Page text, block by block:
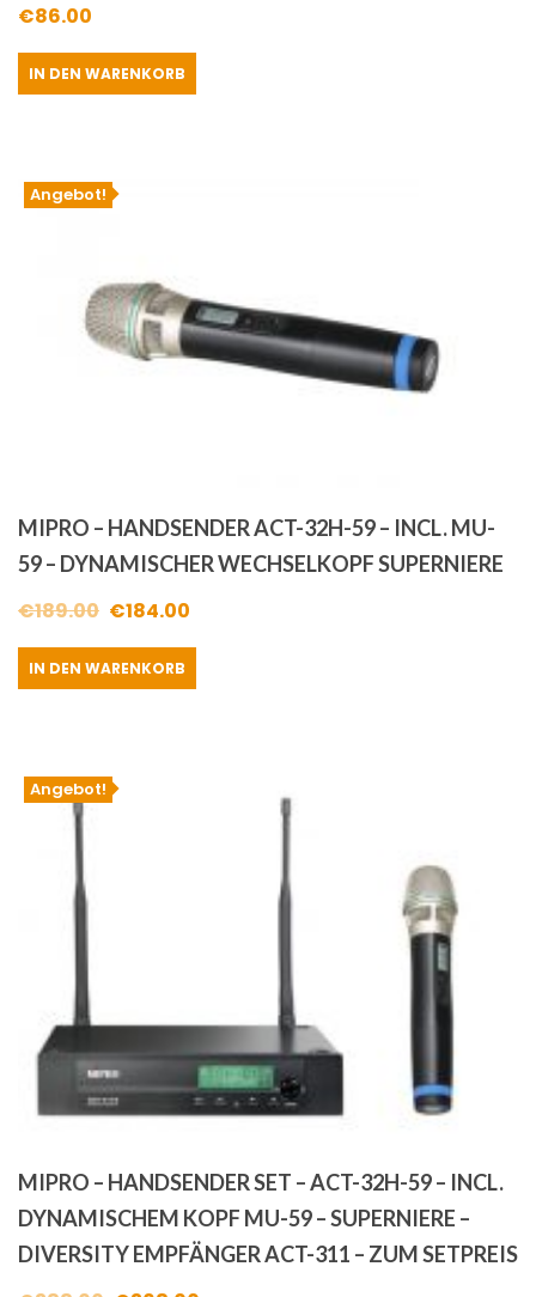
€86.00
IN DEN WARENKORB
Angebot!
MIPRO – HANDSENDER ACT-32H-59 – INCL. MU-
59 – DYNAMISCHER WECHSELKOPF SUPERNIERE
€189.00 Ursprünglicher
Preis
war:
€184.00
IN DEN WARENKORB
Angebot!
MIPRO – HANDSENDER SET – ACT-32H-59 – INCL.
DYNAMISCHEM KOPF MU-59 – SUPERNIERE –
DIVERSITY EMPFÄNGER ACT-311 – ZUM SETPREIS